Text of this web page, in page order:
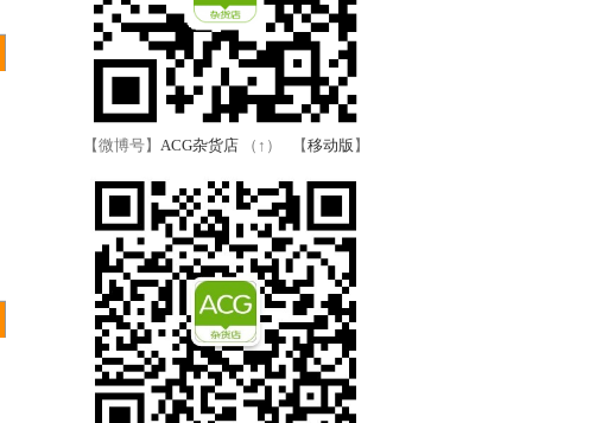
【微博号】 ACG杂货店 （↑） 【移动版 】